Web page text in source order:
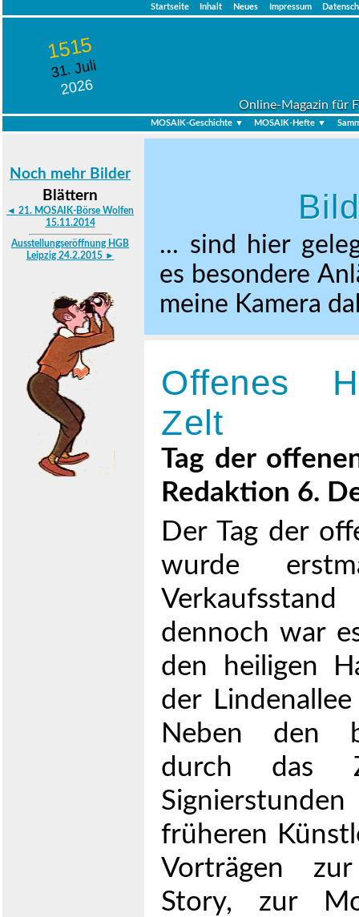
Startseite Inhalt Neues Impressum
1515
31. Juli
2026
Online-Magazin für
MOSAIK-Geschichte ▼ MOSAIK-Hefte ▼
Noch mehr Bilder
Blättern
◄ 21. MOSAIK-Börse Wolfen
15.11.2014
Ausstellungseröffnung HGB
Leipzig 24.2.2015 ►
... sind hier
es besondere
meine Kamera
Offenes
Zelt
Tag der
Redaktion 6.
Der Tag der
wurde
dennoch war
den heiligen
der
Neben den
durch das
früheren
Vorträgen
Story, zur